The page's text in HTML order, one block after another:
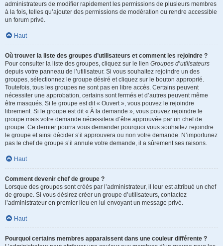
administrateurs de modifier rapidement les permissions de plusieurs membres
à la fois, telles qu’ajouter des permissions de modération ou rendre accessible
un forum privé.
Haut
Où trouver la liste des groupes d’utilisateurs et comment les rejoindre ?
Pour consulter la liste des groupes, cliquez sur le lien Groupes d’utilisateurs
depuis votre panneau de l’utilisateur. Si vous souhaitez rejoindre un des
groupes, sélectionnez le groupe désiré et cliquez sur le bouton approprié.
Toutefois, tous les groupes ne sont pas en libre accès. Certains peuvent
nécessiter une approbation, certains sont fermés et d’autres peuvent même
être masqués. Si le groupe est dit « Ouvert », vous pouvez le rejoindre
librement. Si le groupe est dit « À la demande », vous pouvez rejoindre le
groupe mais votre demande nécessitera d’être approuvée par un chef de
groupe. Ce dernier pourra vous demander pourquoi vous souhaitez rejoindre
le groupe et ainsi décider s’il approuvera ou non votre demande. N’importunez
pas le chef de groupe s’il annule votre demande, il a sûrement ses raisons.
Haut
Comment devenir chef de groupe ?
Lorsque des groupes sont créés par l’administrateur, il leur est attribué un chef
de groupe. Si vous désirez créer un groupe d’utilisateurs, contactez
l’administrateur en premier lieu en lui envoyant un message privé.
Haut
Pourquoi certains membres apparaissent dans une couleur différente ?